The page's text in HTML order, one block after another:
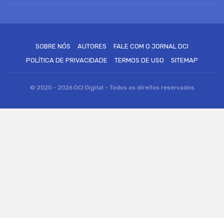
SOBRE NÓS AUTORES
FALE COM O JORNAL DCI
POLÍTICA DE PRIVACIDADE
TERMOS DE USO SITEMAP
© 2020 - 2026 DCI Digital - Todos os direitos reservados